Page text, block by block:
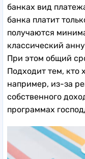
банках вид
банка платит
получаются
классический
При этом общий
Подходит тем, кто
например, из-за
собственного
программах